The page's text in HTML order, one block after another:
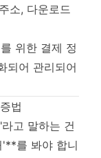
소, 다운로드
위한 결제 정
되어 관리되어
법
고 말하는 건
를 봐야 합니